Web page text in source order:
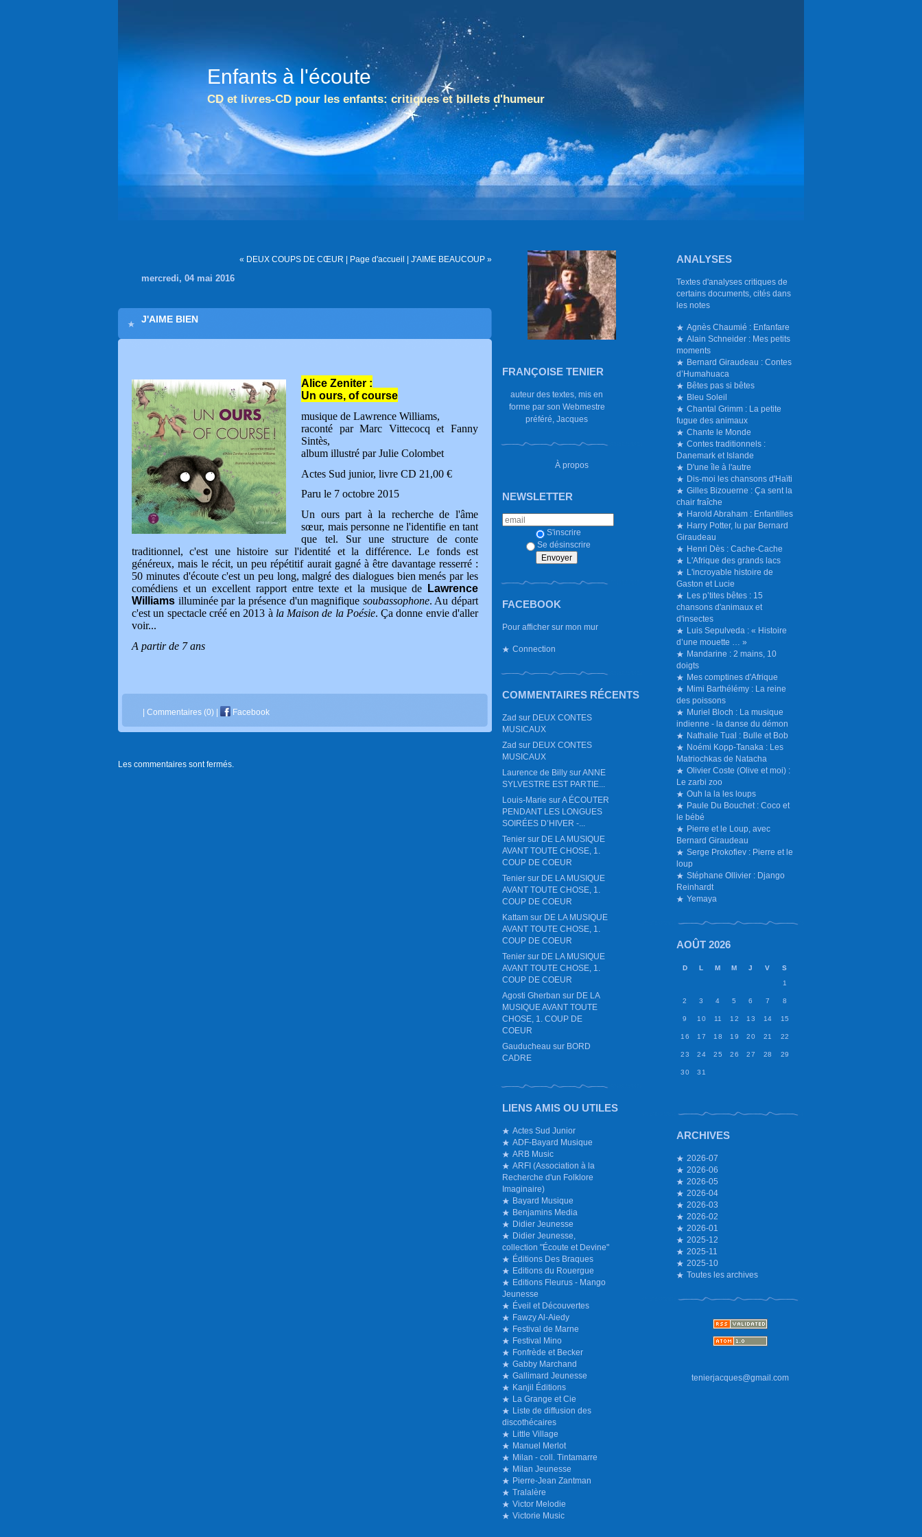
Enfants à l'écoute
CD et livres-CD pour les enfants: critiques et billets d'humeur
ANALYSES
Textes d'analyses critiques de
certains documents, cités dans
les notes
Agnès Chaumié : Enfanfare
Alain Schneider : Mes petits
moments
Bernard Giraudeau : Contes
d’Humahuaca
Bêtes pas si bêtes
Bleu Soleil
Chantal Grimm : La petite
fugue des animaux
Chante le Monde
Contes traditionnels :
Danemark et Islande
D'une île à l'autre
Dis-moi les chansons d'Haïti
Gilles Bizouerne : Ça sent la
chair fraîche
Harold Abraham : Enfantilles
Harry Potter, lu par Bernard
Giraudeau
Henri Dès : Cache-Cache
L'Afrique des grands lacs
L'incroyable histoire de
Gaston et Lucie
Les p’tites bêtes : 15
chansons d'animaux et
d'insectes
Luis Sepulveda : « Histoire
d’une mouette … »
Mandarine : 2 mains, 10
doigts
Mes comptines d'Afrique
Mimi Barthélémy : La reine
des poissons
Muriel Bloch : La musique
indienne - la danse du démon
Nathalie Tual : Bulle et Bob
Noémi Kopp-Tanaka : Les
Matriochkas de Natacha
Olivier Coste (Olive et moi) :
Le zarbi zoo
Ouh la la les loups
Paule Du Bouchet : Coco et
le bébé
Pierre et le Loup, avec
Bernard Giraudeau
Serge Prokofiev : Pierre et le
loup
Stéphane Ollivier : Django
Reinhardt
Yemaya
AOÛT 2026
D L M M J V
S
1
2 3 4 5 6 7 8
9 10 11 12 13 14 15
16 17 18 19 20 21 22
23 24 25 26 27 28 29
30 31
ARCHIVES
2026-07
2026-06
2026-05
2026-04
2026-03
2026-02
2026-01
2025-12
2025-11
2025-10
Toutes les archives
tenierjacques@gmail.com
FRANÇOISE TENIER
auteur des textes, mis en
forme par son Webmestre
préféré, Jacques
À propos
NEWSLETTER
S'inscrire
Se désinscrire
FACEBOOK
Pour afficher sur mon mur
Connection
COMMENTAIRES RÉCENTS
Zad sur DEUX CONTES
MUSICAUX
Zad sur DEUX CONTES
MUSICAUX
Laurence de Billy surANNE
SYLVESTRE EST PARTIE...
Louis-Marie surA ÉCOUTER
PENDANT LES LONGUES
SOIRÉES D’HIVER -...
Tenier sur DE LA MUSIQUE
AVANT TOUTE CHOSE, 1.
COUP DE COEUR
Tenier sur DE LA MUSIQUE
AVANT TOUTE CHOSE, 1.
COUP DE COEUR
Kattam sur DE LA MUSIQUE
AVANT TOUTE CHOSE, 1.
COUP DE COEUR
Tenier sur DE LA MUSIQUE
AVANT TOUTE CHOSE, 1.
COUP DE COEUR
Agosti Gherban sur DE LA
MUSIQUE AVANT TOUTE
CHOSE, 1. COUP DE
COEUR
Gauducheau sur BORD
CADRE
LIENS AMIS OU UTILES
Actes Sud Junior
ADF-Bayard Musique
ARB Music
ARFI (Association à la
Recherche d'un Folklore
Imaginaire)
Bayard Musique
Benjamins Media
Didier Jeunesse
Didier Jeunesse,
collection "Écoute et Devine"
Éditions Des Braques
Editions du Rouergue
Editions Fleurus - Mango
Jeunesse
Éveil et Découvertes
Fawzy Al-Aiedy
Festival de Marne
Festival Mino
Fonfrède et Becker
Gabby Marchand
Gallimard Jeunesse
Kanjil Éditions
La Grange et Cie
Liste de diffusion des
discothécaires
Little Village
Manuel Merlot
Milan - coll. Tintamarre
Milan Jeunesse
Pierre-Jean Zantman
Tralalère
Victor Melodie
Victorie Music
« DEUX COUPS DE CŒUR | Page d'accueil | J'AIME BEAUCOUP »
mercredi, 04 mai 2016
J'AIME BIEN
Alice Zeniter :
Un ours, of course
musique de Lawrence Williams,
raconté par Marc Vittecocq et Fanny
Sintès,
album illustré par Julie Colombet
Actes Sud junior, livre CD 21,00 €
Paru le 7 octobre 2015
Un ours part à la recherche de l'âme
sœur, mais personne ne l'identifie en tant
que tel. Sur une structure de conte
traditionnel, c'est une histoire sur l'identité et la différence. Le fonds est
généreux, mais le récit, un peu répétitif aurait gagné à être davantage resserré :
50 minutes d'écoute c'est un peu long, malgré des dialogues bien menés par les
comédiens et un excellent rapport entre texte et la musique de
Lawrence
Williams illuminée par la présence d'un magnifique soubassophone. Au départ
c'est un spectacle créé en 2013 à la Maison de la Poésie. Ça donne envie d'aller
voir...
A partir de 7 ans
| Commentaires (0) | Facebook
Les commentaires sont fermés.